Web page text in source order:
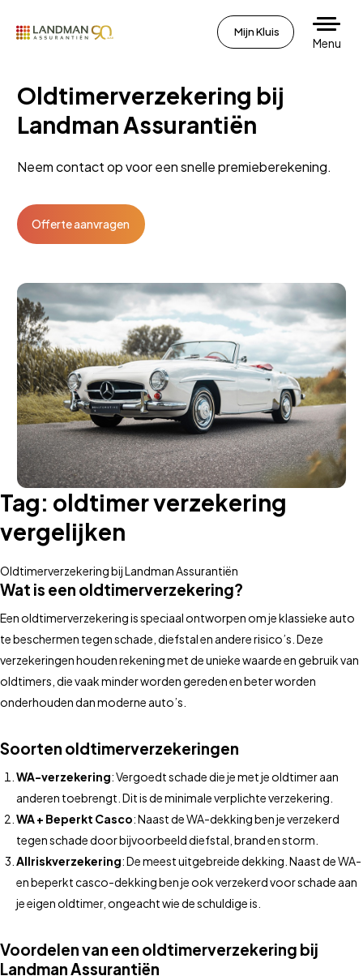
Mijn Kluis
Menu
Oldtimerverzekering bij
Landman Assurantiën
Neem contact op voor een snelle premieberekening.
Offerte aanvragen
Tag: oldtimer verzekering
vergelijken
Oldtimerverzekering bij Landman Assurantiën
Wat is een oldtimerverzekering?
Een oldtimerverzekering is speciaal ontworpen om je klassieke auto
te beschermen tegen schade, diefstal en andere risico’s. Deze
verzekeringen houden rekening met de unieke waarde en gebruik van
oldtimers, die vaak minder worden gereden en beter worden
onderhouden dan moderne auto’s.
Soorten oldtimerverzekeringen
WA-verzekering: Vergoedt schade die je met je oldtimer aan
anderen toebrengt. Dit is de minimale verplichte verzekering.
WA + Beperkt Casco: Naast de WA-dekking ben je verzekerd
tegen schade door bijvoorbeeld diefstal, brand en storm.
Allriskverzekering: De meest uitgebreide dekking. Naast de WA-
en beperkt casco-dekking ben je ook verzekerd voor schade aan
je eigen oldtimer, ongeacht wie de schuldige is.
Voordelen van een oldtimerverzekering bij
Landman Assurantiën